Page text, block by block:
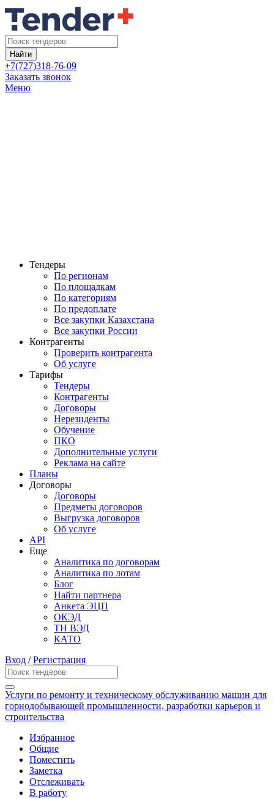
Найти
+7(727)318-76-09
Заказать звонок
Меню
Тендеры
По регионам
По площадкам
По категориям
По предоплате
Все закупки Казахстана
Все закупки России
Контрагенты
Проверить контрагента
Об услуге
Тарифы
Тендеры
Контрагенты
Договоры
Нерезиденты
Обучение
ПКО
Дополнительные услуги
Реклама на сайте
Планы
Договоры
Договоры
Предметы договоров
Выгрузка договоров
Об услуге
API
Еще
Аналитика по договорам
Аналитика по лотам
Блог
Найти партнера
Анкета ЭЦП
ОКЭД
ТН ВЭД
КАТО
Вход /Регистрация
Услуги по ремонту и техническому обслуживанию машин для
горнодобывающей промышленности, разработки карьеров и
строительства
Избранное
Общие
Поместить
Заметка
Отслеживать
В работу